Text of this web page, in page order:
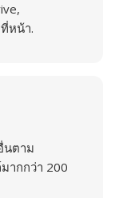
หน้า.
นตาม
ากกว่า 200